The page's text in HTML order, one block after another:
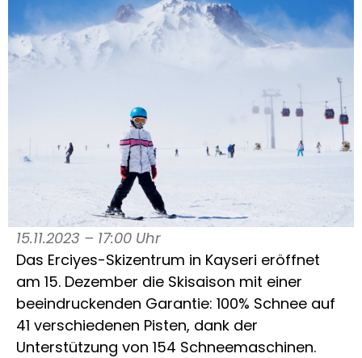
15.11.2023 – 17:00 Uhr
Das Erciyes-Skizentrum in Kayseri eröffnet
am 15. Dezember die Skisaison mit einer
beeindruckenden Garantie: 100% Schnee auf
41 verschiedenen Pisten, dank der
Unterstützung von 154 Schneemaschinen.